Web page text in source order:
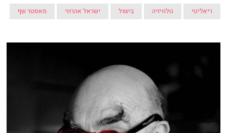
ריאליטי טלוויזיה בישול ישראל אהרוני מאסטר שף